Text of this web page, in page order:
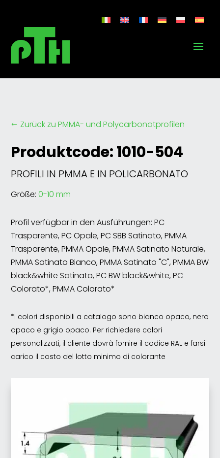
# Zurück zu PMMA- und Polycarbonatprofilen
Produktcode: 1010-504
PROFILI IN PMMA E IN POLICARBONATO
Größe:0-10 mm
Profil verfügbar in den Ausführungen: PC
Trasparente, PC Opale, PC SBB Satinato, PMMA
Trasparente, PMMA Opale, PMMA Satinato Naturale,
PMMA Satinato Bianco, PMMA Satinato "C", PMMA BW
black&white Satinato, PC BW black&white, PC
Colorato*, PMMA Colorato*
*I colori disponibili a catalogo sono bianco opaco, nero
opaco e grigio opaco. Per richiedere colori
personalizzati, il cliente dovrà fornire il codice RAL e farsi
carico il costo del lotto minimo di colorante